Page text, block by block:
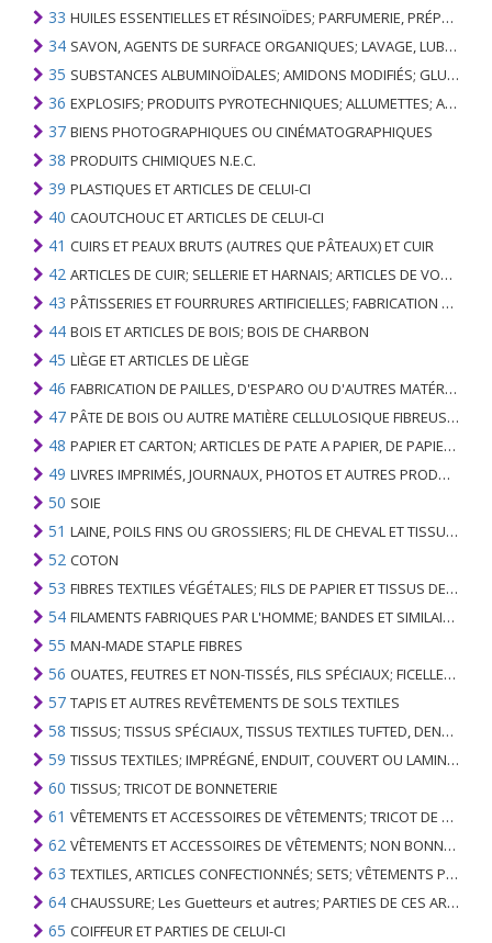
33 HUILES ESSENTIELLES ET RÉSINOÏDES; PARFUMERIE, PRÉPARATIONS COSMÉTIQUES OU DE TOILETTE
34 SAVON, AGENTS DE SURFACE ORGANIQUES; LAVAGE, LUBRIFICATION, POLISSAGE OU PRÉPARATION À L'ÉPURATION; CIRES ARTIFICIELLES OU PRÉPARÉES, BOUGIES ET ARTICLES SIMILAIRES, PÂTES À MODÉLISER, CIRES DENTAIRES ET PRÉPARATIONS DENTAIRES À BASE DE PLÂTRE
35 SUBSTANCES ALBUMINOÏDALES; AMIDONS MODIFIÉS; GLUES; ENZYMES
36 EXPLOSIFS; PRODUITS PYROTECHNIQUES; ALLUMETTES; ALLIAGES PYROPHORIQUES; CERTAINES PRÉPARATIONS COMBUSTIBLES
37 BIENS PHOTOGRAPHIQUES OU CINÉMATOGRAPHIQUES
38 PRODUITS CHIMIQUES N.E.C.
39 PLASTIQUES ET ARTICLES DE CELUI-CI
40 CAOUTCHOUC ET ARTICLES DE CELUI-CI
41 CUIRS ET PEAUX BRUTS (AUTRES QUE PÂTEAUX) ET CUIR
42 ARTICLES DE CUIR; SELLERIE ET ​​HARNAIS; ARTICLES DE VOYAGE, SACS À MAIN ET RÉCIPIENTS ANALOGUES; ARTICLES DE GUT ANIMAL (AUTRE QUE GUT DE SOIE-VERT)
43 PÂTISSERIES ET FOURRURES ARTIFICIELLES; FABRICATION DE CELLES-CI
44 BOIS ET ARTICLES DE BOIS; BOIS DE CHARBON
45 LIÈGE ET ARTICLES DE LIÈGE
46 FABRICATION DE PAILLES, D'ESPARO OU D'AUTRES MATÉRIAUX DE COULÉE; BASKETWARE ET WICKERWORK
47 PÂTE DE BOIS OU AUTRE MATIÈRE CELLULOSIQUE FIBREUSE; PAPIER OU CARTON RÉCUPÉRÉ (DÉCHETS ET DÉCHETS)
48 PAPIER ET CARTON; ARTICLES DE PATE A PAPIER, DE PAPIER OU DE CARTON
49 LIVRES IMPRIMÉS, JOURNAUX, PHOTOS ET AUTRES PRODUITS DE L'INDUSTRIE DE L'IMPRIMERIE; MANUSCRITS, TYPESCRIPTS ET PLANS
50 SOIE
51 LAINE, POILS FINS OU GROSSIERS; FIL DE CHEVAL ET TISSU TISSÉ
52 COTON
53 FIBRES TEXTILES VÉGÉTALES; FILS DE PAPIER ET TISSUS DE FILS DE PAPIER
54 FILAMENTS FABRIQUES PAR L'HOMME; BANDES ET SIMILAIRES DE MATIERES TEXTILES SYNTHETIQUES
55 MAN-MADE STAPLE FIBRES
56 OUATES, FEUTRES ET NON-TISSÉS, FILS SPÉCIAUX; FICELLES, CORDES, CORDES, CÂBLES ET ARTICLES ASSOCIÉS
57 TAPIS ET AUTRES REVÊTEMENTS DE SOLS TEXTILES
58 TISSUS; TISSUS SPÉCIAUX, TISSUS TEXTILES TUFTED, DENTELLE, TAPISSERIES, GARNITURES, BRODERIES
59 TISSUS TEXTILES; IMPRÉGNÉ, ENDUIT, COUVERT OU LAMINÉ; ARTICLES TEXTILES D'UN TYPE ADAPTÉ À L'USAGE INDUSTRIEL
60 TISSUS; TRICOT DE BONNETERIE
61 VÊTEMENTS ET ACCESSOIRES DE VÊTEMENTS; TRICOT DE BONNETERIE
62 VÊTEMENTS ET ACCESSOIRES DE VÊTEMENTS; NON BONNETERIE
63 TEXTILES, ARTICLES CONFECTIONNÉS; SETS; VÊTEMENTS PORTÉS ET ARTICLES TEXTILES USÉS; RAGS
64 CHAUSSURE; Les Guetteurs et autres; PARTIES DE CES ARTICLES
65 COIFFEUR ET PARTIES DE CELUI-CI